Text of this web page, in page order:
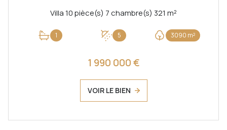
Villa 10 pièce(s) 7 chambre(s) 321 m²
1 5 3090 m²
1 990 000 €
VOIR LE BIEN